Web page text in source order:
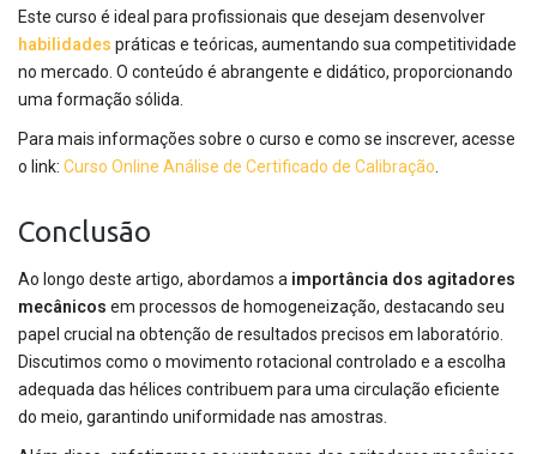
Este curso é ideal para profissionais que desejam desenvolver
habilidades práticas e teóricas, aumentando sua competitividade
no mercado. O conteúdo é abrangente e didático, proporcionando
uma formação sólida.
Para mais informações sobre o curso e como se inscrever, acesse
o link: Curso Online Análise de Certificado de Calibração
Conclusão
Ao longo deste artigo, abordamos a importância dos agitadores
mecânicos em processos de homogeneização, destacando seu
papel crucial na obtenção de resultados precisos em laboratório.
Discutimos como o movimento rotacional controlado e a escolha
adequada das hélices contribuem para uma circulação eficiente
do meio, garantindo uniformidade nas amostras.